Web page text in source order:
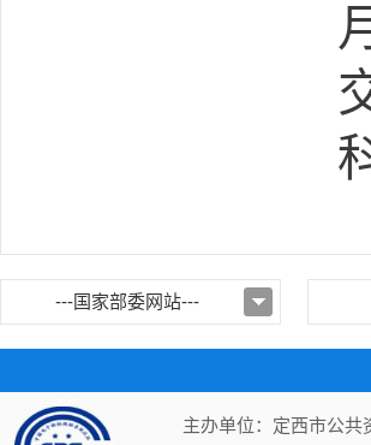
---国家部委网站---
主办单位：定西市公